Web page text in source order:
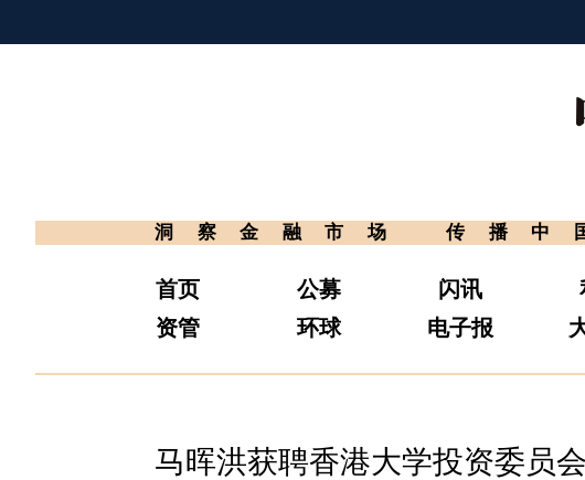
洞察金融市场 传播中
首页
资管
公募
环球
闪讯
电子报
马晖洪获聘香港大学投资委员